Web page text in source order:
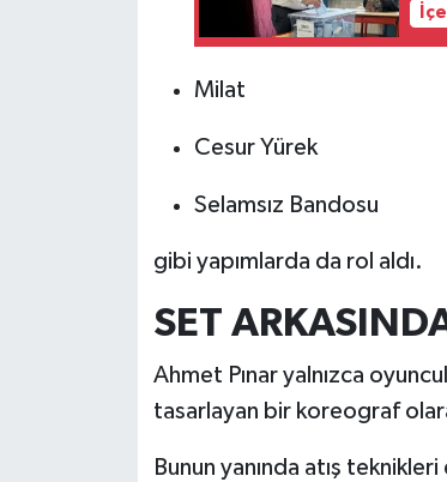
Milat
Cesur Yürek
Selamsız Bandosu
gibi yapımlarda da rol aldı.
SET
Ahmet Pınar yalnızca
tasarlayan bir koreograf
Bunun yanında atış